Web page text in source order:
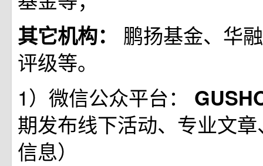
其它机构： 鹏扬基金、华
评级等。
1）微信公众平台：
期发布线下活动、专业文
信息）